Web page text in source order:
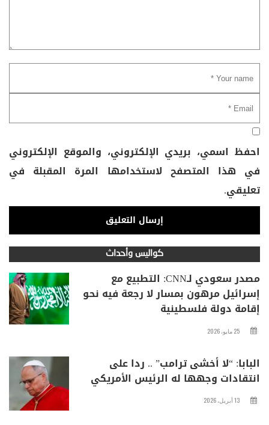
احفظ اسمي، بريدي الإلكتروني، والموقع الإلكتروني
في هذا المتصفح لاستخدامها المرة المقبلة في
تعليقي.
كواليس وأحداث
مصدر سعودي لـCNN: التطبيع مع
إسرائيل مرهون بمسار لا رجعة فيه نحو
إقامة دولة فلسطينية
25 مايو، 2026
البابا: “لا أخشى ترامب” .. ردا على
انتقادات وجهها له الرئيس الأمريكي
13 أبريل، 2026